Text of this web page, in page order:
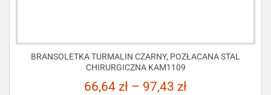
BRANSOLETKA TURMALIN CZARNY, POZŁACANA STAL
CHIRURGICZNA KAM1109
66,64 zł – 97,43 zł